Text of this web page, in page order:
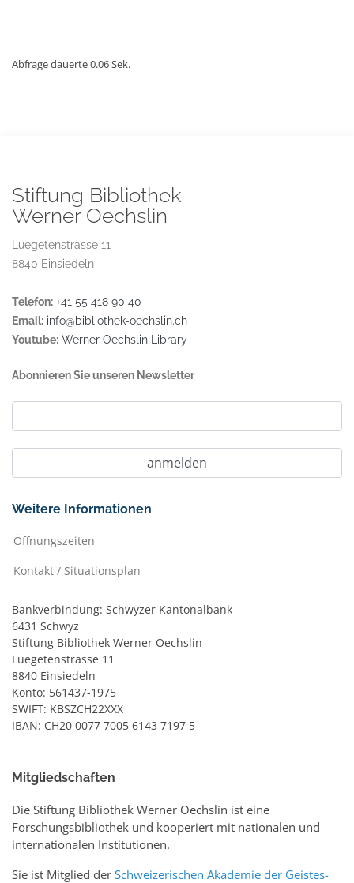
Abfrage dauerte 0.06 Sek.
Stiftung Bibliothek
Werner Oechslin
Luegetenstrasse 11
8840 Einsiedeln
Telefon: +41 55 418 90 40
Email: info@bibliothek-oechslin.ch
Youtube: Werner Oechslin Library
Abonnieren Sie unseren Newsletter
Weitere Informationen
Öffnungszeiten
Kontakt / Situationsplan
Bankverbindung: Schwyzer Kantonalbank
6431 Schwyz
Stiftung Bibliothek Werner Oechslin
Luegetenstrasse 11
8840 Einsiedeln
Konto: 561437-1975
SWIFT: KBSZCH22XXX
IBAN: CH20 0077 7005 6143 7197 5
Mitgliedschaften
Die Stiftung Bibliothek Werner Oechslin ist eine
Forschungsbibliothek und kooperiert mit nationalen und
internationalen Institutionen.
Sie ist Mitglied der Schweizerischen Akademie der Geistes-